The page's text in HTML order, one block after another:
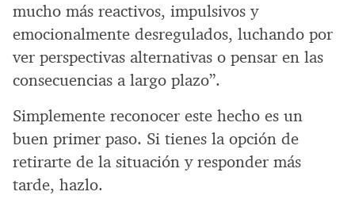
mucho más reactivos, impulsivos y
emocionalmente desregulados, luchando por
ver perspectivas alternativas o pensar en las
consecuencias a largo plazo”.
Simplemente reconocer este hecho es un
buen primer paso. Si tienes la opción de
retirarte de la situación y responder más
tarde, hazlo.